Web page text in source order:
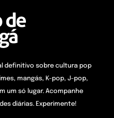
definitivo sobre cultura pop
mangás, K-pop, J-pop,
um só lugar. Acompanhe
diárias. Experimente!